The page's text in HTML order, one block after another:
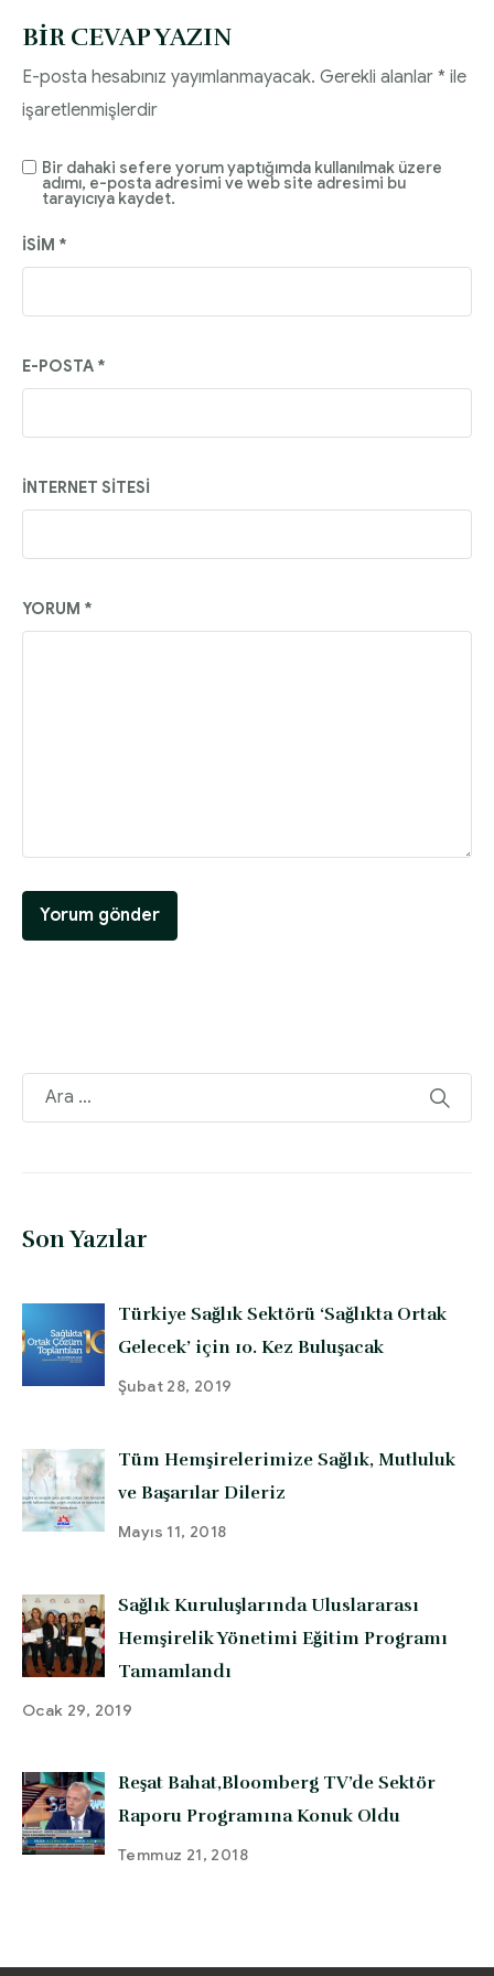
BIR CEVAP YAZIN
E-posta hesabınız yayımlanmayacak. Gerekli alanlar * ile
işaretlenmişlerdir
YORUM *
İSIM *
E-POSTA *
İNTERNET SITESI
Bir dahaki sefere yorum yaptığımda kullanılmak üzere
adımı, e-posta adresimi ve web site adresimi bu
tarayıcıya kaydet.
Son Yazılar
Türkiye Sağlık Sektörü ‘Sağlıkta Ortak
Gelecek’ için 10. Kez Buluşacak
Şubat 28, 2019
Tüm Hemşirelerimize Sağlık, Mutluluk
ve Başarılar Dileriz
Mayıs 11, 2018
Sağlık Kuruluşlarında Uluslararası
Hemşirelik Yönetimi Eğitim Programı
Tamamlandı
Ocak 29, 2019
Reşat Bahat,Bloomberg TV’de Sektör
Raporu Programına Konuk Oldu
Temmuz 21, 2018